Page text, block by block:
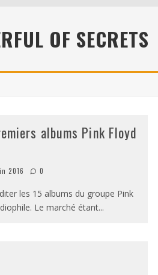
OF SECRETS
albums Pink Floyd
2016 0
les 15 albums du groupe Pink
Le marché étant...